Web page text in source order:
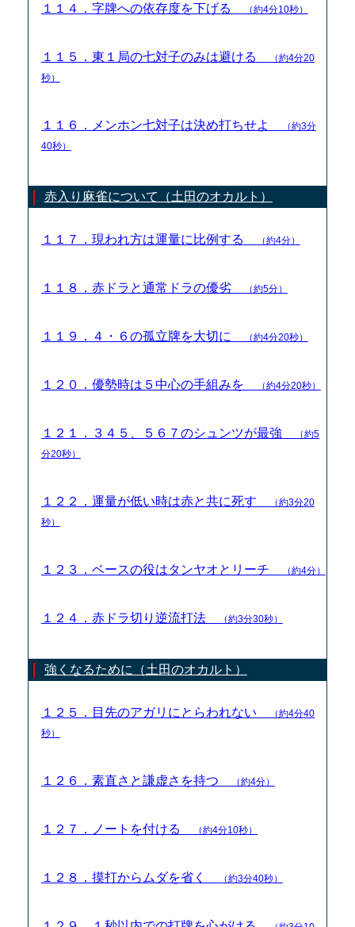
１１４．字牌への依存度を下げる （約4分10秒）
１１５．東１局の七対子のみは避ける
（約4分20
秒）
１１６．メンホン七対子は決め打ちせよ
（約3分
40秒）
赤入り麻雀について（土田のオカルト）
１１７．現われ方は運量に比例する （約4分）
１１８．赤ドラと通常ドラの優劣 （約5分）
１１９．４・６の孤立牌を大切に （約4分20秒）
１２０．優勢時は５中心の手組みを （約4分20秒）
１２１．３４５、５６７のシュンツが最強
（約5
分20秒）
１２２．運量が低い時は赤と共に死す
（約3分20
秒）
１２３．ベースの役はタンヤオとリーチ （約4分）
１２４．赤ドラ切り逆流打法 （約3分30秒）
強くなるために（土田のオカルト）
１２５．目先のアガリにとらわれない
（約4分40
秒）
１２６．素直さと謙虚さを持つ （約4分）
１２７．ノートを付ける （約4分10秒）
１２８．摸打からムダを省く （約3分40秒）